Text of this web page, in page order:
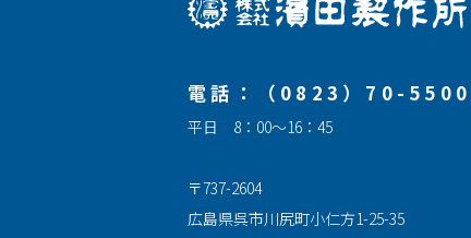
電話：（0823）70-5500
平日 8：00～16：45
〒737-2604
広島県呉市川尻町小仁方1-25-35